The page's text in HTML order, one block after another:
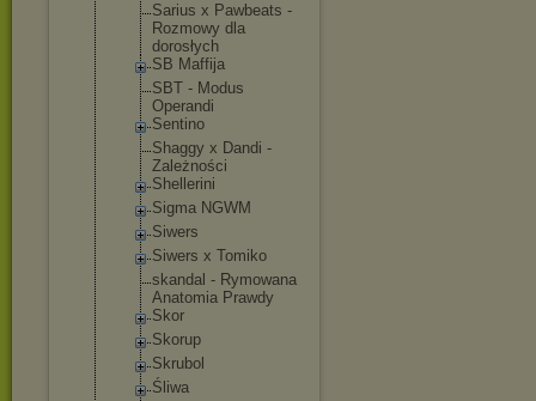
Sarius x Pawbeats -
Rozmowy dla
dorosłych
SB Maffija
SBT - Modus
Operandi
Sentino
Shaggy x Dandi -
Zależności
Shellerini
Sigma NGWM
Siwers
Siwers x Tomiko
skandal - Rymowana
Anatomia Prawdy
Skor
Skorup
Skrubol
Śliwa